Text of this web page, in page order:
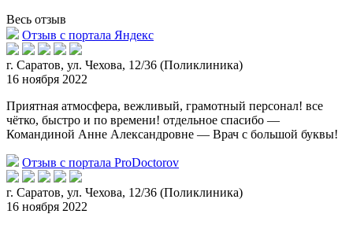
Весь отзыв
Отзыв с портала Яндекс
г. Саратов, ул. Чехова, 12/36 (Поликлиника)
16 ноября 2022
Приятная атмосфера, вежливый, грамотный персонал! все
чётко, быстро и по времени! отдельное спасибо —
Командиной Анне Александровне — Врач с большой буквы!
Отзыв с портала ProDoctorov
г. Саратов, ул. Чехова, 12/36 (Поликлиника)
16 ноября 2022